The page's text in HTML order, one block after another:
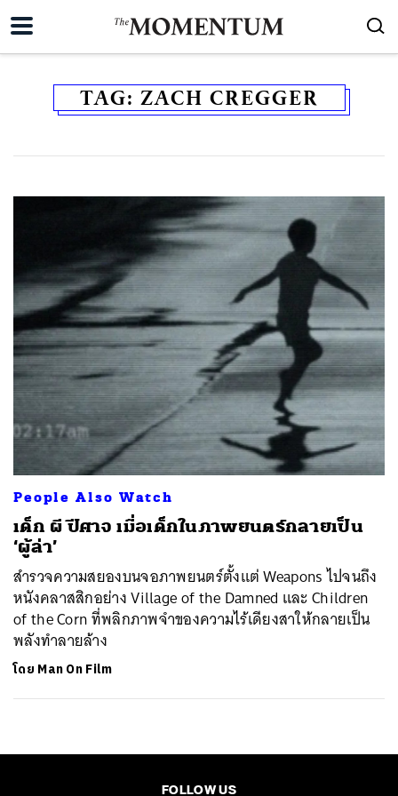
TAG: ZACH CREGGER
People Also Watch
เด็ก ผี ปีศาจ เมื่อเด็กในภาพยนตร์กลายเป็น
‘ผู้ล่า’
สำรวจความสยองบนจอภาพยนตร์ตั้งแต่ Weapons ไปจนถึง
หนังคลาสสิกอย่าง Village of the Damned และ Children
of the Corn ที่พลิกภาพจำของความไร้เดียงสาให้กลายเป็น
พลังทำลายล้าง
โดย Man On Film
FOLLOW US
ค้นหา
SHARE TWEET LINE EMAIL